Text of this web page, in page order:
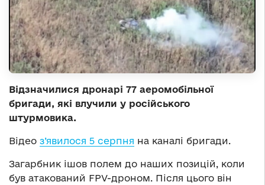
Відзначилися дронарі 77 аеромобільної
бригади, які влучили у російського
штурмовика.
Відео з’явилося 5 серпня на каналі бригади.
Загарбник ішов полем до наших позицій, коли
був атакований FPV-дроном. Після цього він